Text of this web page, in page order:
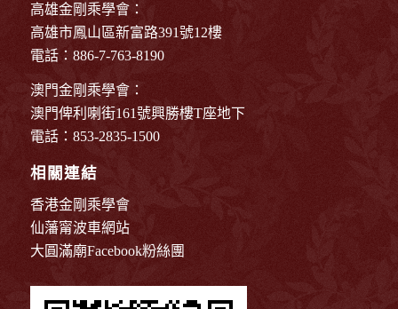
高雄金剛乘學會：
高雄市鳳山區新富路391號12樓
電話：886-7-763-8190
澳門金剛乘學會：
澳門俾利喇街161號興勝樓T座地下
電話：853-2835-1500
相關連結
香港金剛乘學會
仙藩甯波車網站
大圓滿廟Facebook粉絲團